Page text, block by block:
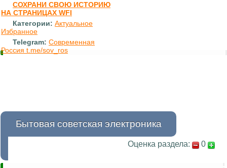
СОХРАНИ СВОЮ ИСТОРИЮ
НА СТРАНИЦАХ WFI
Категории: Актуальное
Избранное
Telegram: Современная
Россия t.me/sov_ros
Бытовая советская электроника
Оценка раздела: 0